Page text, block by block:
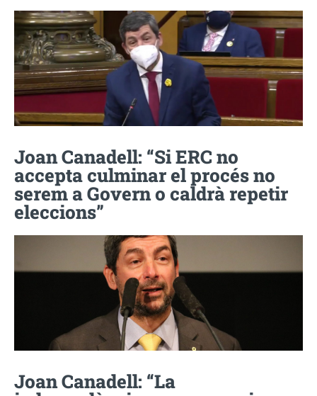
Joan Canadell: “Si ERC no
accepta culminar el procés no
serem a Govern o caldrà repetir
eleccions”
Joan Canadell: “La